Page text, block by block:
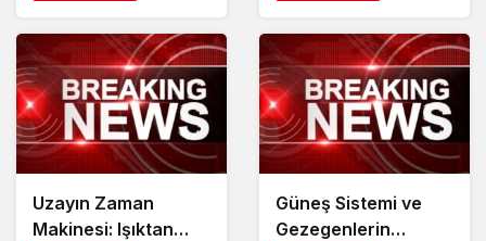
Uzayın Zaman
Makinesi: Işıktan
Güneş Sistemi ve
Gezegenlerin